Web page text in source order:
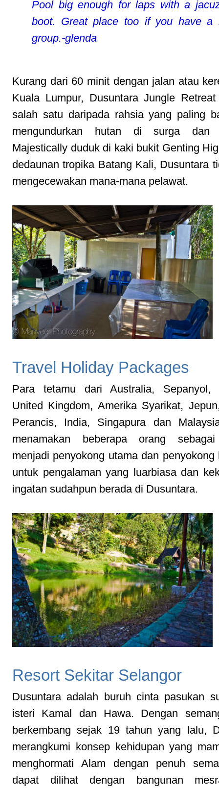
Pool big enough for laps with a
boot. Great place too if you have a
group.-glenda
Kurang dari 60 minit dengan jalan atau
Kuala Lumpur, Dusuntara Jungle
salah satu daripada rahsia yang paling
mengundurkan hutan di surga dan
Majestically duduk di kaki bukit Genting
dedaunan tropika Batang Kali, Dusuntara
mengecewakan mana-mana pelawat.
Travel Holiday Packages
Para tetamu dari Australia, Sepanyol,
United Kingdom, Amerika Syarikat,
Perancis, India, Singapura dan
menamakan beberapa orang
menjadi penyokong utama dan penyokong
untuk pengalaman yang luarbiasa dan
ingatan sudahpun berada di Dusuntara.
Resort Sekitar Selangor
Dusuntara adalah buruh cinta pasukan
isteri Kamal dan Hawa. Dengan
berkembang sejak 19 tahun yang lalu,
merangkumi konsep kehidupan yang
menghormati Alam dengan penuh
dapat dilihat dengan bangunan